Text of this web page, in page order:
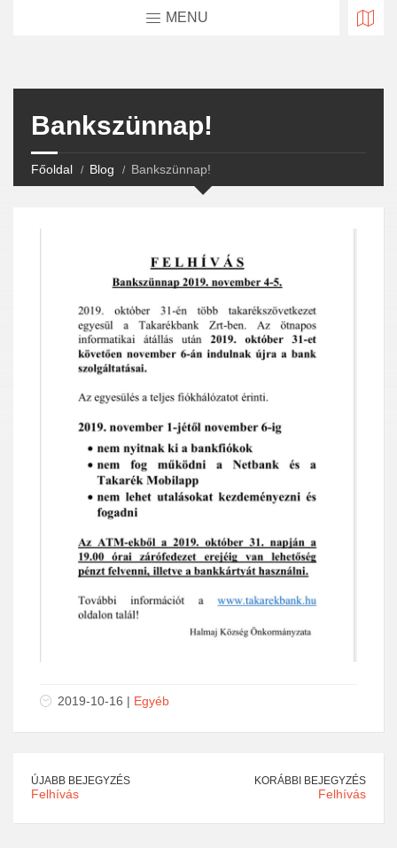
MENU
Bankszünnap!
Főoldal Blog Bankszünnap!
2019-10-16 | Egyéb
ÚJABB BEJEGYZÉS
Felhívás
KORÁBBI BEJEGYZÉS
Felhívás